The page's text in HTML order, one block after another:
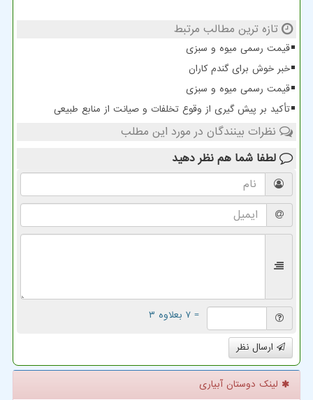
تازه ترین مطالب مرتبط
قیمت رسمی میوه و سبزی
خبر خوش برای گندم کاران
قیمت رسمی میوه و سبزی
تأکید بر پیش گیری از وقوع تخلفات و صیانت از منابع طبیعی
نظرات بینندگان در مورد این مطلب
لطفا شما هم نظر دهید
= ۷ بعلاوه ۳
ارسال نظر
لینک دوستان آبیاری